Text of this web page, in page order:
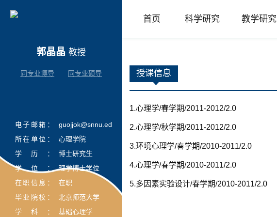
首页 科学研究 教学研究
郭晶晶 教授
同专业博导 同专业硕导
电子邮箱：
guojjok@snnu.edu.cn
所在单位：
心理学院
学历：
博士研究生
学位：
理学博士学位
在职信息：
在职
毕业院校：
北京师范大学
学科：
基础心理学
授课信息
1.心理学/春学期/2011-2012/2.0
2.心理学/秋学期/2011-2012/2.0
3.环境心理学/春学期/2010-2011/2.0
4.心理学/春学期/2010-2011/2.0
5.多因素实验设计/春学期/2010-2011/2.0